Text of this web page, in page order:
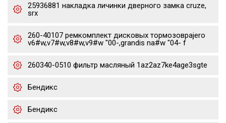
25936881 накладка личинки дверного замка cruze,
srx
260-40107 ремкомплект дисковых тормозовpajero
v6#w,v7#w,v8#w,v9#w "00-,grandis na#w "04- f
260340-0510 фильтр масляный 1az2az7ke4age3sgte
Бендикс
Бендикс